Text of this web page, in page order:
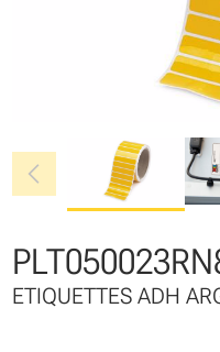
chevron_left
ETIQUETTES ADH